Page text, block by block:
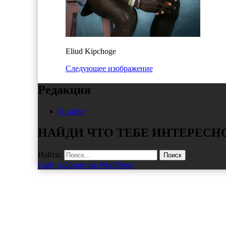
Eliud Kipchoge
Следующее изображение
Редакция
О сайте
НАЙДИ ЧТО ТЕБЕ
Найти:
Сайт работает на WordPress